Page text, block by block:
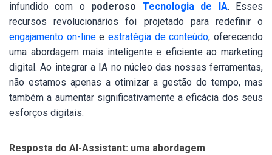
infundido com o poderoso Tecnologia de IA. Esses
recursos revolucionários foi projetado para redefinir o
engajamento on-lineeestratégia de conteúdo, oferecendo
uma abordagem mais inteligente e eficiente ao marketing
digital. Ao integrar a IA no núcleo das nossas ferramentas,
não estamos apenas a otimizar a gestão do tempo, mas
também a aumentar significativamente a eficácia dos seus
esforços digitais.
Resposta do AI-Assistant: uma abordagem